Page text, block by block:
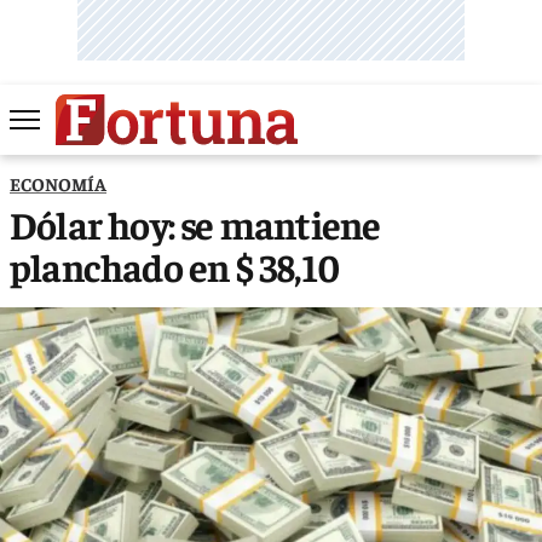
ECONOMÍA
Dólar hoy: se mantiene
planchado en $ 38,10